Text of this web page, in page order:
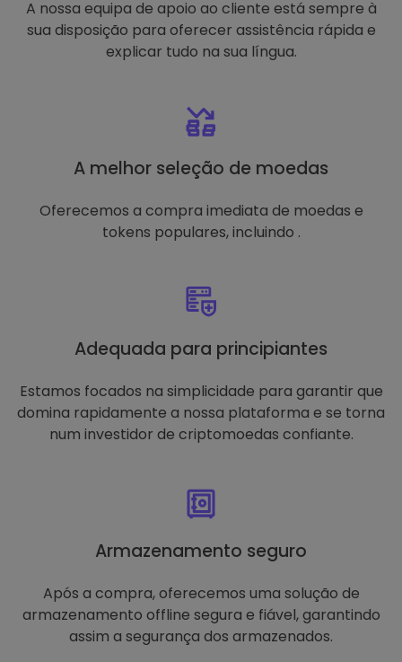
A nossa equipa de apoio ao cliente está sempre à
sua disposição para oferecer assistência rápida e
explicar tudo na sua língua.
A melhor seleção de moedas
Oferecemos a compra imediata de moedas e
tokens populares, incluindo .
Adequada para principiantes
Estamos focados na simplicidade para garantir que
domina rapidamente a nossa plataforma e se torna
num investidor de criptomoedas confiante.
Armazenamento seguro
Após a compra, oferecemos uma solução de
armazenamento offline segura e fiável, garantindo
assim a segurança dos armazenados.